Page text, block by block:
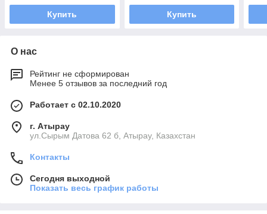
Купить Купить
О нас
Рейтинг не сформирован
Менее 5 отзывов за последний год
Работает с 02.10.2020
г. Атырау
ул.Сырым Датова 62 б, Атырау, Казахстан
Контакты
Сегодня выходной
Показать весь график работы